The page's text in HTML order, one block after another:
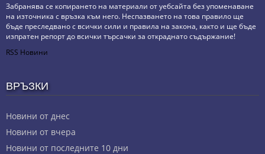
Забранява се копирането на материали от уебсайта без упоменаване
на източника с връзка към него. Неспазването на това правило ще
бъде преследвано с всички сили и правила на закона, както и ще бъде
изпратен репорт до всички търсачки за откраднато съдържание!
RSS Новини
ВРЪЗКИ
Новини от днес
Новини от вчера
Новини от последните 10 дни